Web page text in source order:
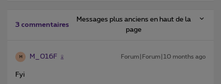
3 commentaires
Messages plus anciens en haut de la
page
M M_016F Forum|Forum|10 months ago
Fyi